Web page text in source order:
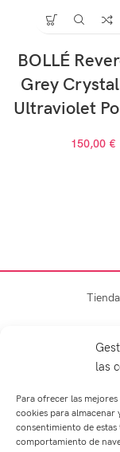
las
Para ofrecer las
cookies para
consentimiento de
comportamiento de
BOLLÉ
Grey
Ultraviolet
150,00 €
Tienda